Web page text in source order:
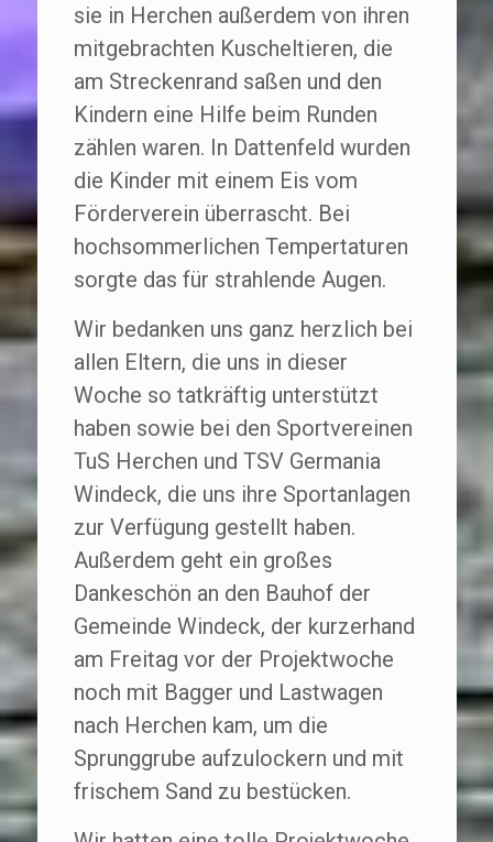
sie in Herchen außerdem von ihren
mitgebrachten Kuscheltieren, die
am Streckenrand saßen und den
Kindern eine Hilfe beim Runden
zählen waren. In Dattenfeld wurden
die Kinder mit einem Eis vom
Förderverein überrascht. Bei
hochsommerlichen Tempertaturen
sorgte das für strahlende Augen.
Wir bedanken uns ganz herzlich bei
allen Eltern, die uns in dieser
Woche so tatkräftig unterstützt
haben sowie bei den Sportvereinen
TuS Herchen und TSV Germania
Windeck, die uns ihre Sportanlagen
zur Verfügung gestellt haben.
Außerdem geht ein großes
Dankeschön an den Bauhof der
Gemeinde Windeck, der kurzerhand
am Freitag vor der Projektwoche
noch mit Bagger und Lastwagen
nach Herchen kam, um die
Sprunggrube aufzulockern und mit
frischem Sand zu bestücken.